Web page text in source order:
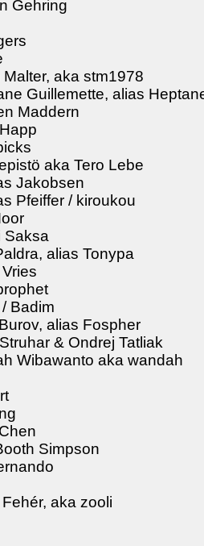
Gehring
aka stm1978
Guillemette, alias
Maddern
aka Tero Lebe
Jakobsen
Pfeiffer / kiroukou
Saksa
alias Tonypa
Badim
alias Fospher
& Ondrej Tatliak
Wibawanto aka wandah
Simpson
aka zooli